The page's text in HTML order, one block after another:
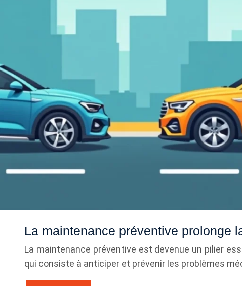
La maintenance préventive prolonge
La maintenance préventive est devenue un pilier
qui consiste à anticiper et prévenir les problèmes